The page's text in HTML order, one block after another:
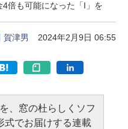
倍も可能になった「I」を
賀津男 2024年2月9日 06:55
、窓の杜らしくソフ
式でお届けする連載